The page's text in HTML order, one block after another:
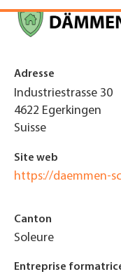
Adresse
Industriestrasse 30
4622 Egerkingen
Suisse
Site web
https://daemmen-
Canton
Soleure
Entreprise